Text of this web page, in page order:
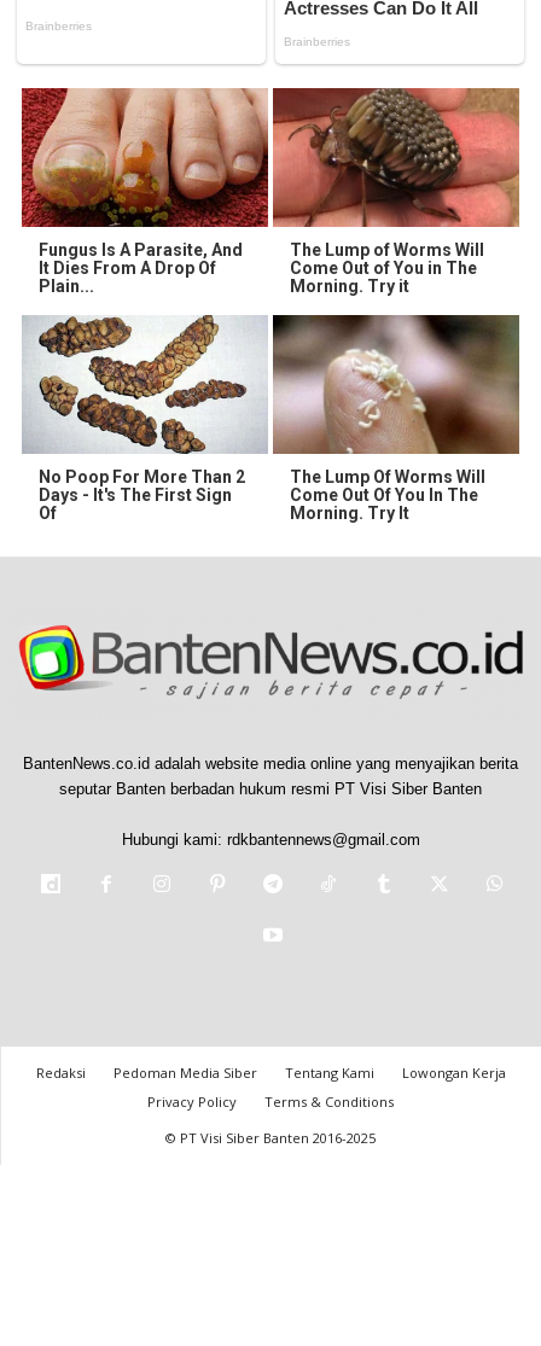
Fungus Is A Parasite, And
It Dies From A Drop Of
Plain...
The Lump of Worms Will
Come Out of You in The
Morning. Try it
No Poop For More Than 2
Days - It's The First Sign
Of
The Lump Of Worms Will
Come Out Of You In The
Morning. Try It
BantenNews.co.id adalah website media online yang menyajikan berita
seputar Banten berbadan hukum resmi PT Visi Siber Banten
Hubungi kami: rdkbantennews@gmail.com
Redaksi Pedoman Media Siber Tentang Kami
Lowongan Kerja
Privacy Policy
Terms & Conditions
© PT Visi Siber Banten 2016-2025